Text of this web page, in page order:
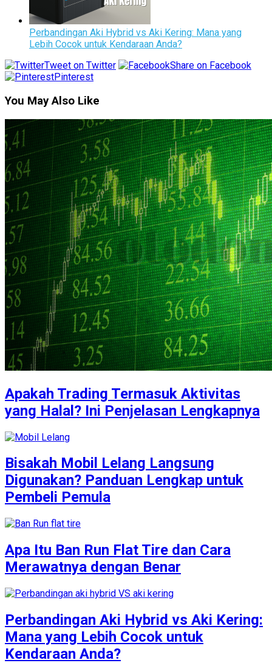
Perbandingan Aki Hybrid vs Aki Kering: Mana yang
Lebih Cocok untuk Kendaraan Anda?
Tweet on Twitter
Share on Facebook
Pinterest
You May Also Like
Apakah Trading Termasuk Aktivitas
yang Halal? Ini Penjelasan Lengkapnya
Bisakah Mobil Lelang Langsung
Digunakan? Panduan Lengkap untuk
Pembeli Pemula
Apa Itu Ban Run Flat Tire dan Cara
Merawatnya dengan Benar
Perbandingan Aki Hybrid vs Aki Kering:
Mana yang Lebih Cocok untuk
Kendaraan Anda?